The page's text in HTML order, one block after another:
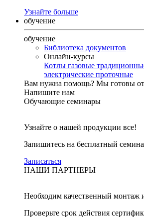
Узнайте больше
обучение
обучение
Библиотека документов
Онлайн-курсы
Котлы газовые
электрические проточные
Вам нужна помощь? Мы готовы
Напишите нам
Обучающие семинары
Узнайте о нашей продукции все!
Запишитесь на бесплатный
Записаться
НАШИ ПАРТНЕРЫ
Необходим качественный монтаж
Проверьте срок действия